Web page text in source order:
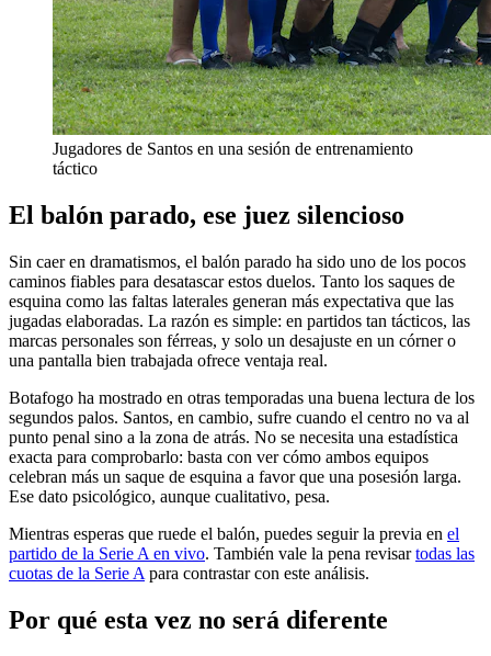
Jugadores de Santos en una sesión de entrenamiento
táctico
El balón parado, ese juez silencioso
Sin caer en dramatismos, el balón parado ha sido uno de los pocos
caminos fiables para desatascar estos duelos. Tanto los saques de
esquina como las faltas laterales generan más expectativa que las
jugadas elaboradas. La razón es simple: en partidos tan tácticos, las
marcas personales son férreas, y solo un desajuste en un córner o
una pantalla bien trabajada ofrece ventaja real.
Botafogo ha mostrado en otras temporadas una buena lectura de los
segundos palos. Santos, en cambio, sufre cuando el centro no va al
punto penal sino a la zona de atrás. No se necesita una estadística
exacta para comprobarlo: basta con ver cómo ambos equipos
celebran más un saque de esquina a favor que una posesión larga.
Ese dato psicológico, aunque cualitativo, pesa.
Mientras esperas que ruede el balón, puedes seguir la previa en el
partido de la Serie A en vivo. También vale la pena revisartodas las
cuotas de la Serie A para contrastar con este análisis.
Por qué esta vez no será diferente